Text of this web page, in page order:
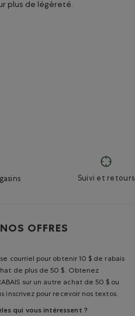
plus de légèreté.
Suivi et retours
OFFRES
courriel pour obtenir 10 $ de rabais
de plus de 50 $. Obtenez
sur un autre achat de 50 $ ou
inscrivez pour recevoir nos textos.
qui vous intéressent ?